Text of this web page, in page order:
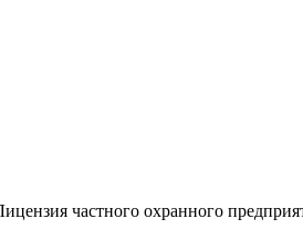
частного охранного